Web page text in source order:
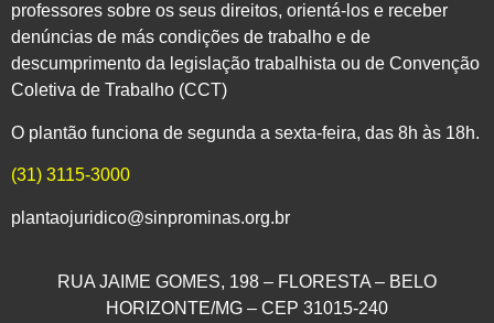
professores sobre os seus direitos, orientá-los e receber
denúncias de más condições de trabalho e de
descumprimento da legislação trabalhista ou de Convenção
Coletiva de Trabalho (CCT)
O plantão funciona de segunda a sexta-feira, das 8h às 18h.
(31) 3115-3000
plantaojuridico@sinprominas.org.br
RUA JAIME GOMES, 198 – FLORESTA – BELO
HORIZONTE/MG – CEP 31015-240